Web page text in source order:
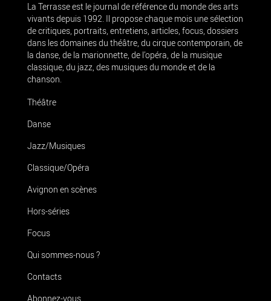
La Terrasse est le journal de référence du monde des arts
vivants depuis 1992. Il propose chaque mois une sélection
de critiques, portraits, entretiens, articles, focus, dossiers
dans les domaines du théâtre, du cirque contemporain, de
la danse, de la marionnette, de l’opéra, de la musique
classique, du jazz, des musiques du monde et de la
chanson.
Théâtre
Danse
Jazz/Musiques
Classique/Opéra
Avignon en scènes
Hors-séries
Focus
Qui sommes-nous ?
Contacts
Abonnez-vous